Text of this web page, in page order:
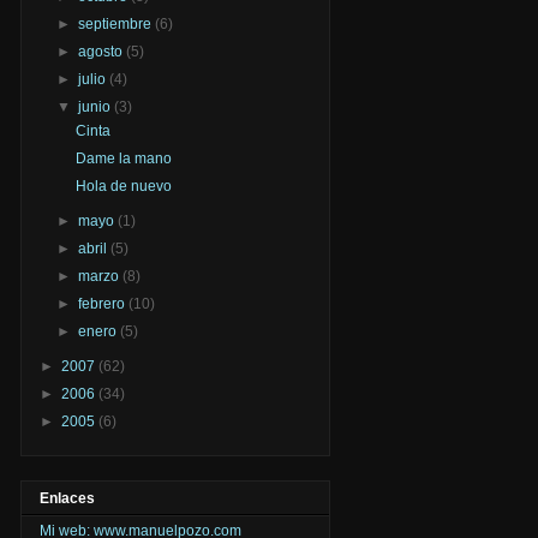
►septiembre (6)
►agosto (5)
►julio (4)
▼junio (3)
Cinta
Dame la mano
Hola de nuevo
►mayo (1)
►abril (5)
►marzo (8)
►febrero (10)
►enero (5)
► 2007 (62)
► 2006 (34)
► 2005 (6)
Enlaces
Mi web: www.manuelpozo.com